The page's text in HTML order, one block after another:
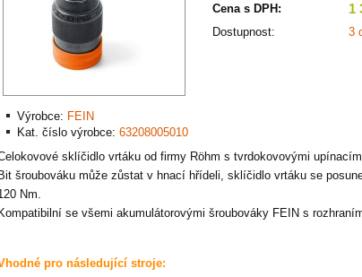
Cena s DPH:
1
Dostupnost: 3
Výrobce: FEIN
Kat. číslo výrobce: 63208005010
sklíčidlo vrtáku od firmy Röhm s tvrdokovovými
Bit šroubováku může zůstat v hnací hřídeli, sklíčidlo vrtáku se
Nm.
Kompatibilní se všemi akumulátorovými šroubováky FEIN s
pro následující stroje: